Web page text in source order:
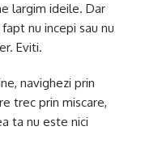
largim ideile. Dar
nu incepi sau nu
Eviti.
navighezi prin
trec prin miscare,
ta nu este nici